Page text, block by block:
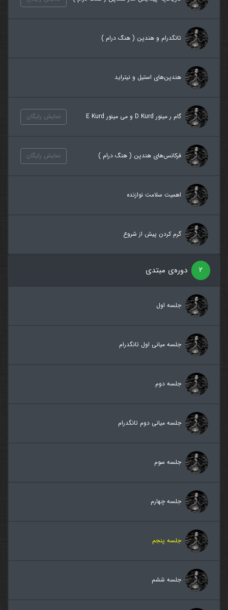
تانگدرام و هندپن ( هنگ درام )
هندپن‌های استیل و نیتراید
گام ر مینور D Kurd و می مینور E Kurd نمایش رایگان
فرکانس‌های هندپن ( هنگ درام ) نمایش رایگان
اهمیت سلامت نوازنده
گرم کردن پیش از شروع
۲ دوره‌ی مبتدی
جلسه اول
جلسه میانی اول تانگدرام
جلسه دوم
جلسه میانی دوم تانگدرام
جلسه سوم
جلسه چهارم
جلسه پنجم
جلسه ششم